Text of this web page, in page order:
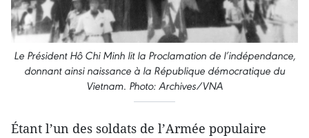
Le Président Hô Chi Minh lit la Proclamation de l’indépendance,
donnant ainsi naissance à la République démocratique du
Vietnam. Photo: Archives/VNA
Étant l’un des soldats de l’Armée populaire